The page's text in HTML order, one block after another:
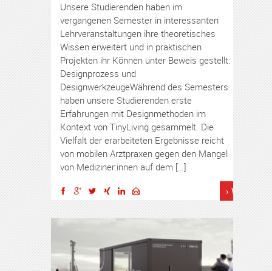
Unsere Studierenden haben im
vergangenen Semester in interessanten
Lehrveranstaltungen ihre theoretisches
Wissen erweitert und in praktischen
Projekten ihr Können unter Beweis gestellt:
Designprozess und
DesignwerkzeugeWährend des Semesters
haben unsere Studierenden erste
Erfahrungen mit Designmethoden im
Kontext von TinyLiving gesammelt. Die
Vielfalt der erarbeiteten Ergebnisse reicht
von mobilen Arztpraxen gegen den Mangel
von Mediziner:innen auf dem […]
›